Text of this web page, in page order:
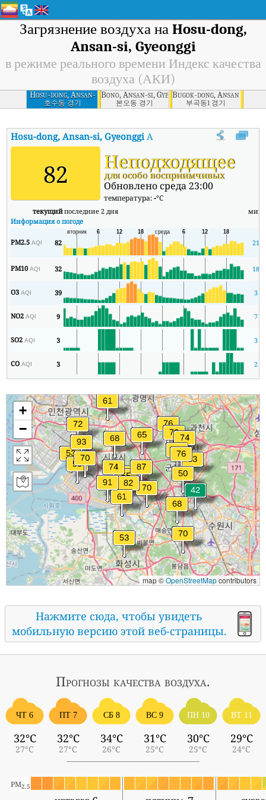
Загрязнение воздуха на Hosu-dong,
Ansan-si, Gyeonggi
в режиме реального времени Индекс качества
воздуха (АКИ)
Hosu-dong, Ansan-
si, Gyeonggi
호수동 경기
Bono, Ansan-si, Gyeonggi
본오동 경기
Bugok-dong, Ansan-si,
부곡동1 경기
Hosu-dong, Ansan-si, GyeonggiАКИ В режиме реального
82 Неподходящее
для особо восприимчивых
Обновлено среда 23:00
температура:-°C
текущийпоследние 2 дня мин
Информация о погоде
PM2.5AQI 82 21
PM10AQI 32 18
O3AQI 39 3
NO2AQI 9 7
SO2AQI 3 3
COAQI 3 2
+
−
map ©OpenStreetMapcontributors
Нажмите сюда, чтобы увидеть
мобильную версию этой веб-страницы.
Прогнозы качества воздуха.
ЧТ 6
32°C
27°C
ПТ 7
32°C
27°C
СБ 8
34°C
26°C
ВС 9
31°C
25°C
ПН 10
30°C
25°C
ВТ 11
29°C
24°C
PM2.5